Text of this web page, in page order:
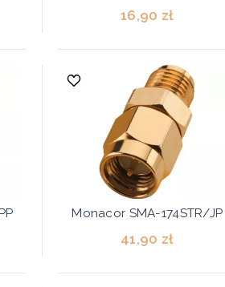
16,90 zł
Monacor SMA-174STR/JP
41,90 zł